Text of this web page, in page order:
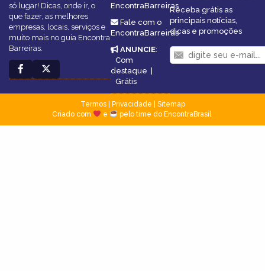
só lugar! Dicas, onde ir, o
que fazer, as melhores
empresas, locais, serviços e
muito mais no guia Encontra
Barreiras.
EncontraBarreiras
Fale com o
EncontraBarreiras
ANUNCIE:
Com
destaque |
Grátis
Receba grátis as
principais notícias,
dicas e promoções
Termos| Privacidade
Sitemap
Criado com
e pelo time do EncontraBrasil